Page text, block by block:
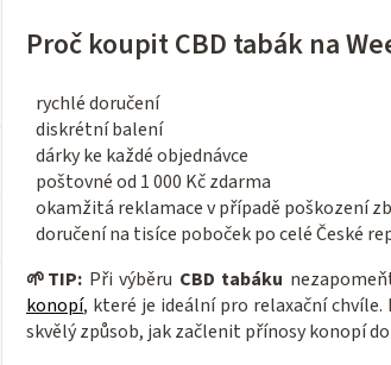
Proč koupit CBD tabák na
rychlé doručení
diskrétní balení
dárky ke každé objednávce
poštovné od 1 000 Kč zdarma
okamžitá reklamace v případě poškození
doručení na tisíce poboček po celé České
🌱TIP: Při výběru CBD tabáku
konopí, které je ideální pro relaxační chvíle.
skvělý způsob, jak začlenit přínosy konopí